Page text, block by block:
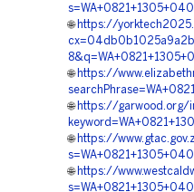
🌐 https://
🌐 https://
🌐 https://garwood.org/
🌐 https://
🌐 https://